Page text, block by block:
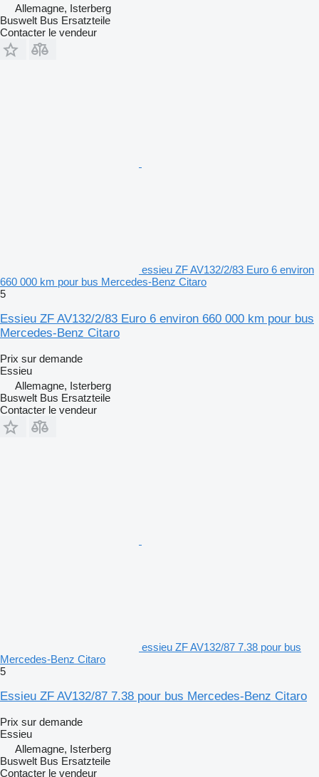
Allemagne, Isterberg
Buswelt Bus Ersatzteile
Contacter le vendeur
essieu ZF AV132/2/83 Euro 6 environ
660 000 km pour bus Mercedes-Benz Citaro
5
Essieu ZF AV132/2/83 Euro 6 environ 660 000 km pour bus
Mercedes-Benz Citaro
Prix sur demande
Essieu
Allemagne, Isterberg
Buswelt Bus Ersatzteile
Contacter le vendeur
essieu ZF AV132/87 7.38 pour bus
Mercedes-Benz Citaro
5
Essieu ZF AV132/87 7.38 pour bus Mercedes-Benz Citaro
Prix sur demande
Essieu
Allemagne, Isterberg
Buswelt Bus Ersatzteile
Contacter le vendeur